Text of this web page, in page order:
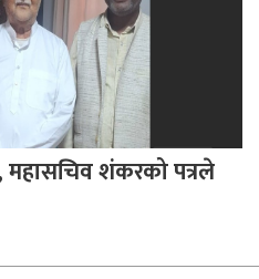
शंकरको पत्रले